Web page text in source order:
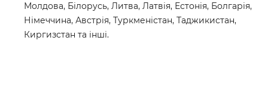
Молдова, Білорусь, Литва, Латвія, Естонія, Болгарія,
Німеччина, Австрія, Туркменістан, Таджикистан,
Киргизстан та інші.